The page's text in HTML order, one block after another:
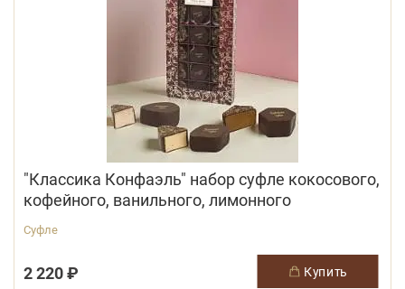
"Классика Конфаэль" набор суфле кокосового,
кофейного, ванильного, лимонного
Суфле
2 220 ₽ купить